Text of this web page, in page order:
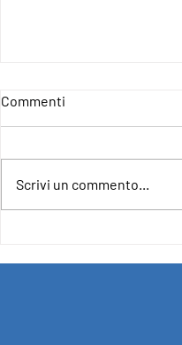
Commenti
Scrivi un commento...